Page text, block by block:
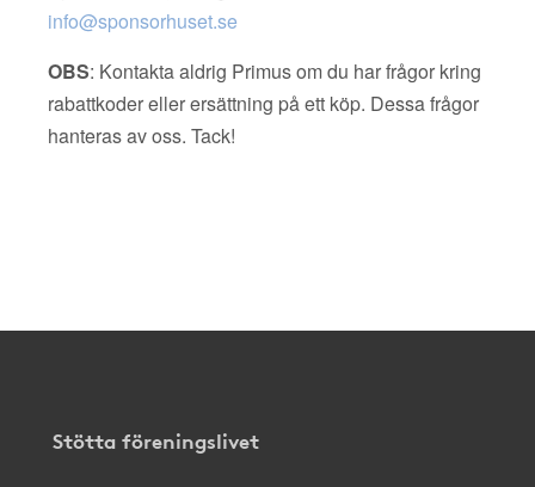
info@sponsorhuset.se
OBS: Kontakta aldrig Primus om du har frågor kring
rabattkoder eller ersättning på ett köp. Dessa frågor
hanteras av oss. Tack!
Stötta föreningslivet